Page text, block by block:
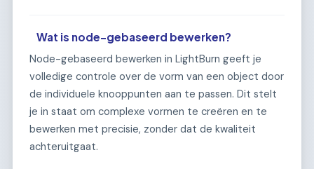
Wat is node-gebaseerd bewerken?
Node-gebaseerd bewerken in LightBurn geeft je
volledige controle over de vorm van een object door
de individuele knooppunten aan te passen. Dit stelt
je in staat om complexe vormen te creëren en te
bewerken met precisie, zonder dat de kwaliteit
achteruitgaat.